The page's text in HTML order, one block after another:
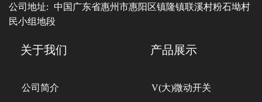
公司地址: 中国广东省惠州市惠阳区镇隆镇联溪村粉石坳村
民小组地段
关于我们
公司简介
产品展示
V(大)微动开关